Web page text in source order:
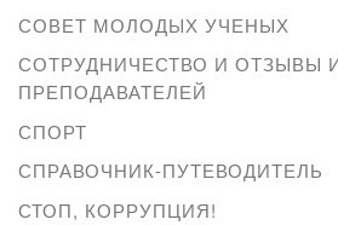
СОВЕТ МОЛОДЫХ УЧЕНЫХ
СОТРУДНИЧЕСТВО И ОТЗЫВЫ
ПРЕПОДАВАТЕЛЕЙ
СПОРТ
СПРАВОЧНИК-ПУТЕВОДИТЕЛЬ
СТОП, КОРРУПЦИЯ!